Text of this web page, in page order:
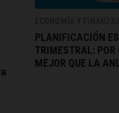
PLANIFICACIÓN
TRIMESTRAL: POR
MEJOR QUE LA